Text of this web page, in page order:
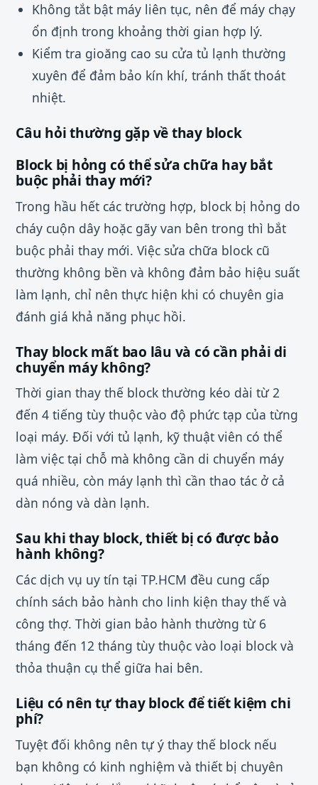
Không tắt bật máy liên tục, nên để máy chạy
ổn định trong khoảng thời gian hợp lý.
Kiểm tra gioăng cao su cửa tủ lạnh thường
xuyên để đảm bảo kín khí, tránh thất thoát
nhiệt.
Câu hỏi thường gặp về thay block
Block bị hỏng có thể sửa chữa hay bắt
buộc phải thay mới?
Trong hầu hết các trường hợp, block bị hỏng do
cháy cuộn dây hoặc gãy van bên trong thì bắt
buộc phải thay mới. Việc sửa chữa block cũ
thường không bền và không đảm bảo hiệu suất
làm lạnh, chỉ nên thực hiện khi có chuyên gia
đánh giá khả năng phục hồi.
Thay block mất bao lâu và có cần phải di
chuyển máy không?
Thời gian thay thế block thường kéo dài từ 2
đến 4 tiếng tùy thuộc vào độ phức tạp của từng
loại máy. Đối với tủ lạnh, kỹ thuật viên có thể
làm việc tại chỗ mà không cần di chuyển máy
quá nhiều, còn máy lạnh thì cần thao tác ở cả
dàn nóng và dàn lạnh.
Sau khi thay block, thiết bị có được bảo
hành không?
Các dịch vụ uy tín tại TP.HCM đều cung cấp
chính sách bảo hành cho linh kiện thay thế và
công thợ. Thời gian bảo hành thường từ 6
tháng đến 12 tháng tùy thuộc vào loại block và
thỏa thuận cụ thể giữa hai bên.
Liệu có nên tự thay block để tiết kiệm chi
phí?
Tuyệt đối không nên tự ý thay thế block nếu
bạn không có kinh nghiệm và thiết bị chuyên